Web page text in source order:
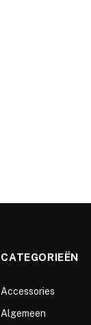
CATEGORIEËN
Accessories
Algemeen